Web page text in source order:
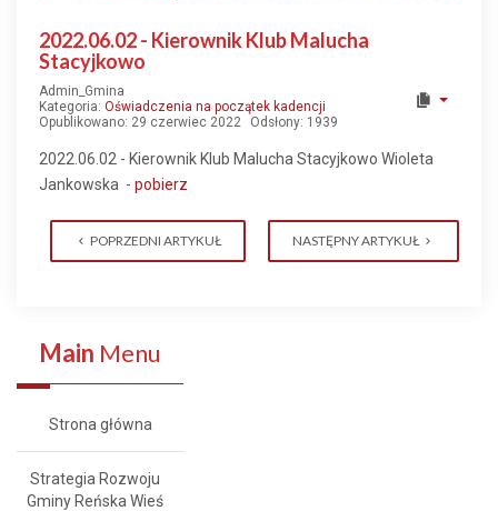
2022.06.02 - Kierownik Klub Malucha
Stacyjkowo
Admin_Gmina
Kategoria: Oświadczenia na początek kadencji
Opublikowano: 29 czerwiec 2022
Odsłony: 1939
2022.06.02 - Kierownik Klub Malucha Stacyjkowo Wioleta
Jankowska - pobierz
POPRZEDNI ARTYKUŁ NASTĘPNY ARTYKUŁ
Main Menu
Strona główna
Strategia Rozwoju
Gminy Reńska Wieś